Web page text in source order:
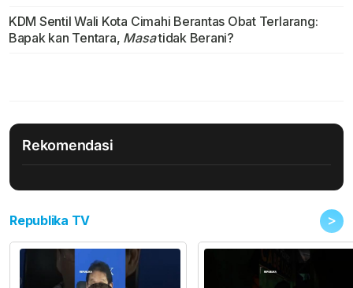
KDM Sentil Wali Kota Cimahi Berantas Obat Terlarang:
Bapak kan Tentara, Masatidak Berani?
Rekomendasi
Republika TV >